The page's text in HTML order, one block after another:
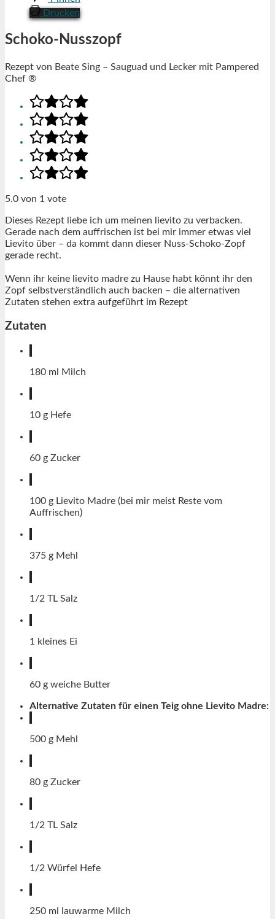
Drucken
Schoko-Nusszopf
Rezept von Beate Sing – Sauguad und Lecker mit Pampered
Chef ®
5.0 von 1 vote
Dieses Rezept liebe ich um meinen lievito zu verbacken.
Gerade nach dem auffrischen ist bei mir immer etwas viel
Lievito über – da kommt dann dieser Nuss-Schoko-Zopf
gerade recht.
Wenn ihr keine lievito madre zu Hause habt könnt ihr den
Zopf selbstverständlich auch backen – die alternativen
Zutaten stehen extra aufgeführt im Rezept
Zutaten
180 ml Milch
10 g Hefe
60 g Zucker
100 g Lievito Madre (bei mir meist Reste vom
Auffrischen)
375 g Mehl
1/2 TL Salz
1 kleines Ei
60 g weiche Butter
Alternative Zutaten für einen Teig ohne Lievito Madre:
500 g Mehl
80 g Zucker
1/2 TL Salz
1/2 Würfel Hefe
250 ml lauwarme Milch